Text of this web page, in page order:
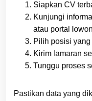
Siapkan CV
Kunjungi
atau portal
Pilih posisi
Kirim lamaran
Tunggu proses
Pastikan data yang